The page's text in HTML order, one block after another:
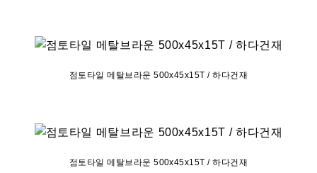
점토타일 메탈브라운 500x45x15T / 하다건재
점토타일 메탈브라운 500x45x15T / 하다건재